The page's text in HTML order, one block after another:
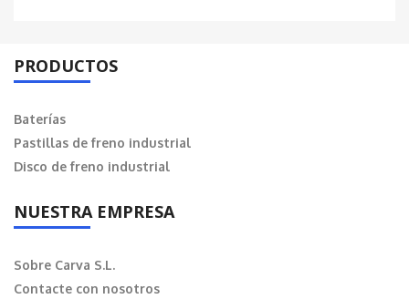
PRODUCTOS
Baterías
Pastillas de freno industrial
Disco de freno industrial
NUESTRA EMPRESA
Sobre Carva S.L.
Contacte con nosotros